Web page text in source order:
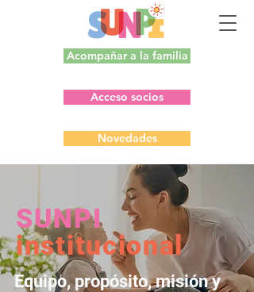
Acompañar a la familia
Acceso socios
Novedades
SUNPI
institucional
Equipo, propósito, misión y